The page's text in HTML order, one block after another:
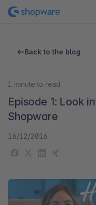
Back to the blog
1 minute to read
Episode 1: Look
Shopware
16/12/2016